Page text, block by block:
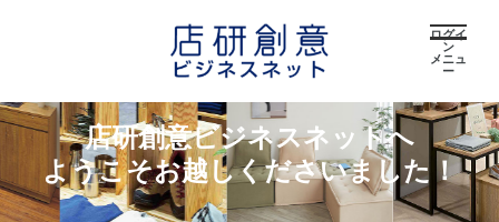
ログイ
ン
メニュ
ー
店研創意ビジネスネットへ
ようこそお越しくださいました！